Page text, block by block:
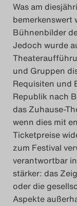
Was am
bemerkenswert
Bühnenbilder
Jedoch wurde
und Gruppen
Requisiten und
Republik nach
das Zuhause-
wenn dies mit
Ticketpreise
zum Festival
verantwortbar
stärker: das
oder die
Aspekte